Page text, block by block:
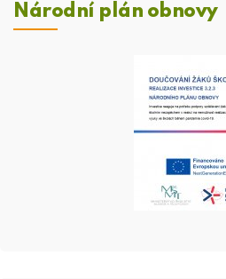
Národní plán obnovy